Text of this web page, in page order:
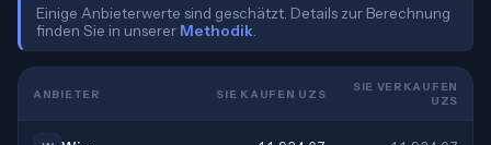
Einige Anbieterwerte sind geschätzt. Details zur Berechnung
finden Sie in unserer Methodik
ANBIETER SIE KAUFEN UZS
SIE VERKAUFEN
UZS